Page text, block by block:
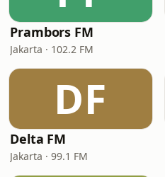
Prambors FM
Jakarta · 102.2 FM
DF
Delta FM
Jakarta · 99.1 FM